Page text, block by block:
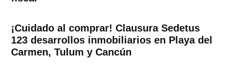
¡Cuidado al comprar! Clausura Sedetus
123 desarrollos inmobiliarios en Playa del
Carmen, Tulum y Cancún